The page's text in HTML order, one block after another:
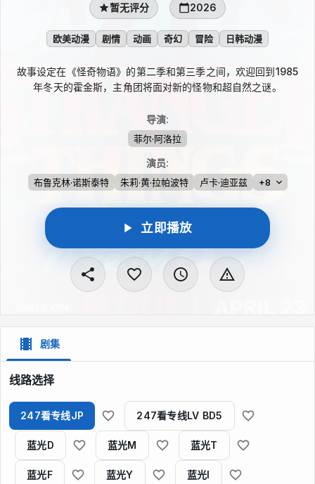
暂无评分 2026
欧美动漫 剧情 动画 奇幻 冒险 日韩动漫
故事设定在《怪奇物语》的第二季和第三季之间，欢迎回到1985
年冬天的霍金斯，主角团将面对新的怪物和超自然之谜。
导演:
菲尔·阿洛拉
演员:
布鲁克林·诺斯泰特 朱莉·黄·拉帕波特 卢卡·迪亚兹 +8
立即播放
剧集
线路选择
247看专线JP 247看专线LV BD5
蓝光D 蓝光M 蓝光T
蓝光F 蓝光Y 蓝光I